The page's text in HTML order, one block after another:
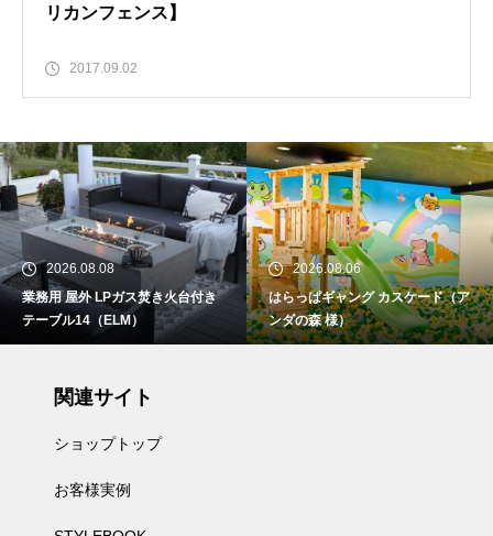
リカンフェンス】
2017.09.02
火台付き
2026.08.06
はらっぱギャング カスケード（ア
ンダの森 様）
2026.08.04
業務用 屋外 LPガス
テーブル13（ELM）
関連サイト
ショップトップ
お客様実例